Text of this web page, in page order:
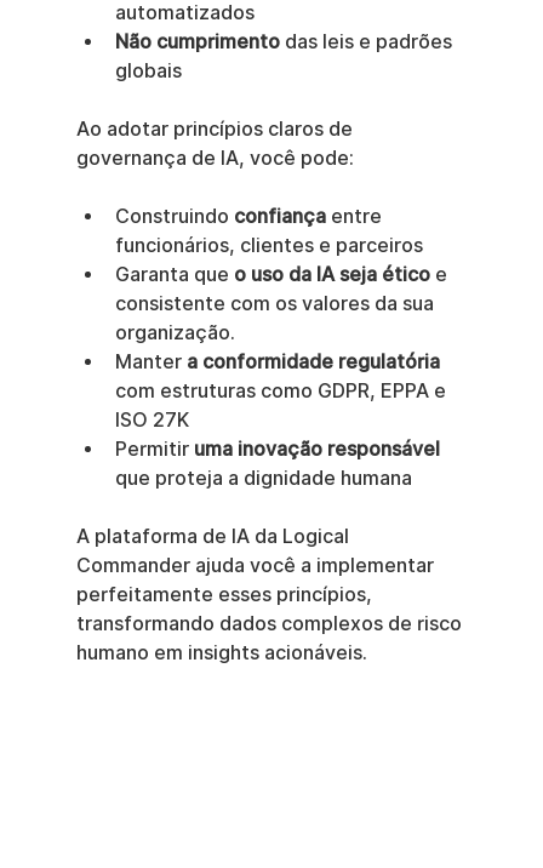
automatizados
Não cumprimento das leis e padrões
globais
Ao adotar princípios claros de
governança de IA, você pode:
Construindo confiança entre
funcionários, clientes e parceiros
Garanta que o uso da IA seja ético e
consistente com os valores da sua
organização.
Manter a conformidade regulatória
com estruturas como GDPR, EPPA e
ISO 27K
Permitir uma inovação responsável
que proteja a dignidade humana
A plataforma de IA da Logical
Commander ajuda você a implementar
perfeitamente esses princípios,
transformando dados complexos de risco
humano em insights acionáveis.